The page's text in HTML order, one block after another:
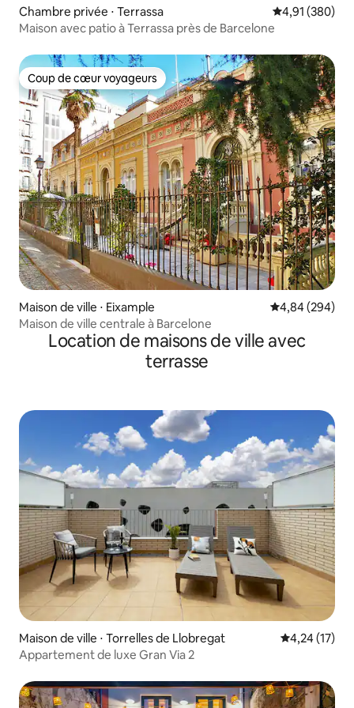
Chambre privée ⋅ Terrassa Évaluation
4,91 (380)
Maison avec patio à Terrassa près de Barcelone
Coup de cœur voyageurs
Coup de cœur voyageurs
Maison de ville ⋅ Eixample Évaluation
4,84 (294)
Maison de ville centrale à Barcelone
Location de maisons de ville avec
terrasse
Maison de ville ⋅ Torrelles de Llobregat Évaluation
4,24 (17)
Appartement de luxe Gran Via 2